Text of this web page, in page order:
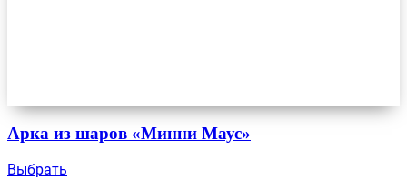
Арка из шаров «Минни Маус»
Выбрать